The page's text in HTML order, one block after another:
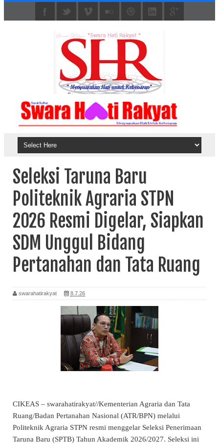
Seleksi Taruna Baru
Politeknik Agraria STPN
2026 Resmi Digelar, Siapkan
SDM Unggul Bidang
Pertanahan dan Tata Ruang
swarahatirakyat 8.7.26
CIKEAS – swarahatirakyat//Kementerian Agraria dan Tata
Ruang/Badan Pertanahan Nasional (ATR/BPN) melalui
Politeknik Agraria STPN resmi menggelar Seleksi Penerimaan
Taruna Baru (SPTB) Tahun Akademik 2026/2027. Seleksi ini